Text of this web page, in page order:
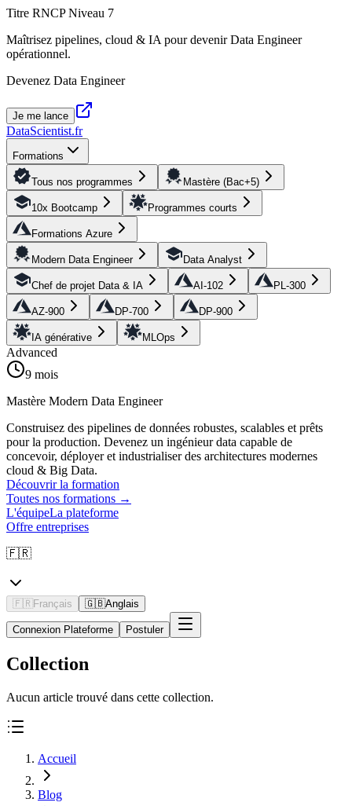
Titre RNCP Niveau 7
Maîtrisez pipelines, cloud & IA pour devenir Data Engineer
opérationnel.
Devenez Data Engineer
Je me lance
DataScientist.fr
Formations
Tous nos programmes Mastère (Bac+5)
10x Bootcamp Programmes courts
Formations Azure
Modern Data Engineer Data Analyst
Chef de projet Data & IA AI-102 PL-300
AZ-900 DP-700 DP-900
IA générative MLOps
Advanced
9 mois
Mastère Modern Data Engineer
Construisez des pipelines de données robustes, scalables et prêts
pour la production. Devenez un ingénieur data capable de
concevoir, déployer et industrialiser des architectures modernes
cloud & Big Data.
Découvrir la formation
Toutes nos formations →
L'équipeLa plateforme
Offre entreprises
🇫🇷
🇫🇷 Français 🇬🇧Anglais
Connexion Plateforme Postuler
Collection
Aucun article trouvé dans cette collection.
Accueil
Blog